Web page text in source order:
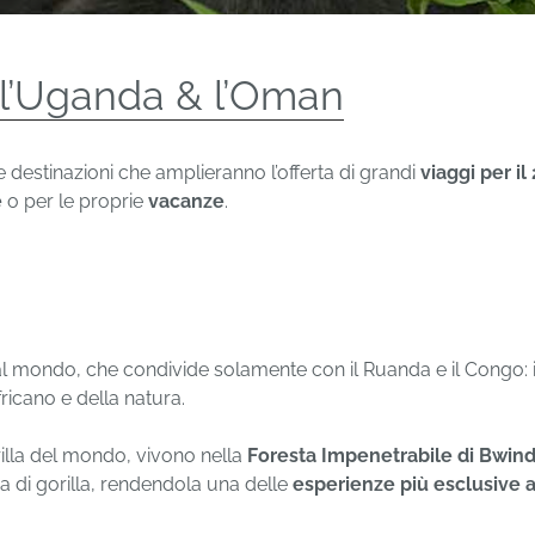
& l’Oman
che amplieranno l’offerta di grandi viaggi per il
o per le proprie vacanze.
mondo, che condivide solamente con il Ruanda e il
e della natura.
del mondo, vivono nella Foresta Impenetrabile di
di gorilla, rendendola una delle esperienze più esclusive